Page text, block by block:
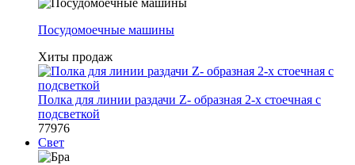
Посудомоечные машины
Хиты продаж
Полка для линии раздачи Z- образная 2-х стоечная с
подсветкой
77976
Свет